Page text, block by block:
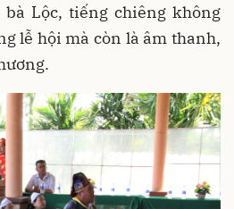
Lộc, tiếng chiêng không
lễ hội mà còn là âm thanh,